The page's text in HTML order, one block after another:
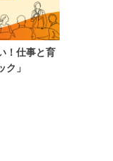
！仕事と育
ク」